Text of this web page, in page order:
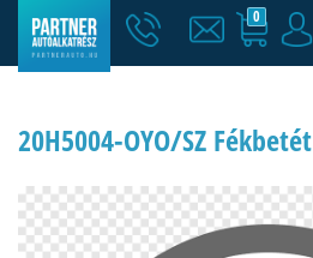
0
20H5004-OYO/SZ Fékbetét